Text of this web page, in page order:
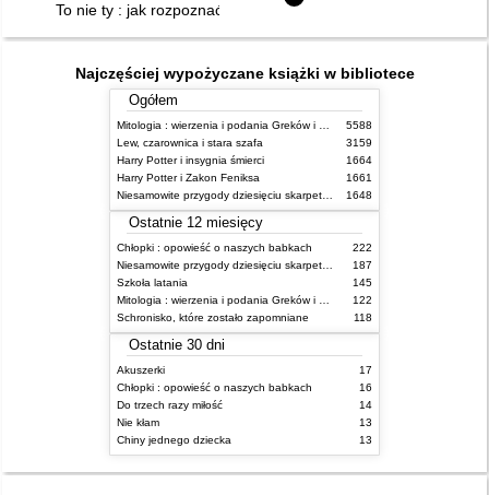
To nie ty : jak rozpoznać narcystycznych ludzi i uwolnić się od
Najczęściej wypożyczane książki w bibliotece
Ogółem
5588
Lew, czarownica i stara szafa
3159
Harry Potter i insygnia śmierci
1664
Harry Potter i Zakon Feniksa
1661
1648
Ostatnie 12 miesięcy
Chłopki : opowieść o naszych babkach
222
187
Szkoła latania
145
122
Schronisko, które zostało zapomniane
118
Ostatnie 30 dni
Akuszerki
17
Chłopki : opowieść o naszych babkach
16
Do trzech razy miłość
14
Nie kłam
13
Chiny jednego dziecka
13